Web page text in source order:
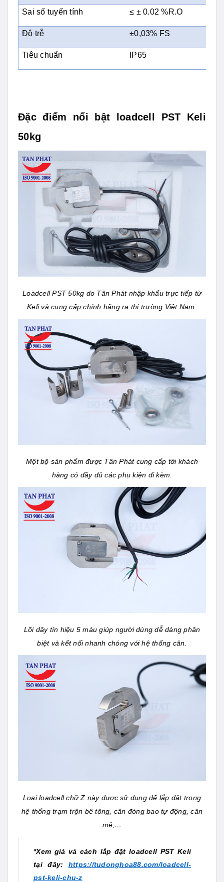
Sai số tuyến tính ≤ ± 0.02 %R.O
Độ trễ ±0,03% FS
Tiêu chuẩn IP65
Đặc điểm nổi bật loadcell PST Keli
50kg
Loadcell PST 50kg do Tân Phát nhập khẩu trực tiếp từ
Keli và cung cấp chính hãng ra thị trường Việt Nam.
Một bộ sản phẩm được Tân Phát cung cấp tới khách
hàng có đầy đủ các phụ kiện đi kèm.
Lõi dây tín hiệu 5 màu giúp người dùng dễ dàng phân
biệt và kết nối nhanh chóng với hệ thống cân.
Loại loadcell chữ Z này được sử dụng để lắp đặt trong
hệ thống trạm trộn bê tông, cân đóng bao tự động, cân
mẻ,…
*Xem giá và cách lắp đặt loadcell PST Keli
tại đây: https://tudonghoa88.com/loadcell-
pst-keli-chu-z